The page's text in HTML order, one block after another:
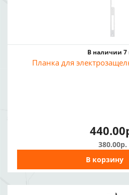
В наличии
Планка для
380.00р.
В корзину